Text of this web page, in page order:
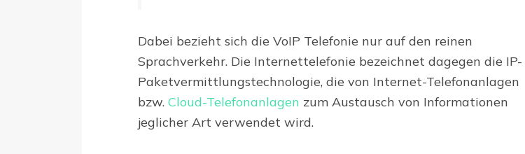
Dabei bezieht sich die VoIP Telefonie nur auf den reinen
Sprachverkehr. Die Internettelefonie bezeichnet dagegen die IP-
Paketvermittlungstechnologie, die von Internet-Telefonanlagen
bzw. Cloud-Telefonanlagen zum Austausch von Informationen
jeglicher Art verwendet wird.